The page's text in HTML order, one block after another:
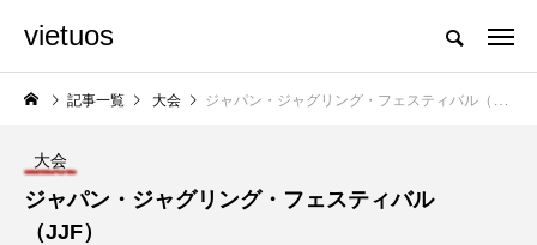
国内のジャグリング情報を収集・整理・発信するメディア
NEW POST
vietuos
記事一覧 大会 ジャパン・ジャグリング・フェスティバル（JJF）
大会
ジャパン・ジャグリング・フェスティバル
（JJF）